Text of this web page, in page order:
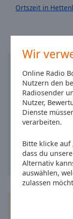
Wir
Online Radio
Nutzern den
Radiosender
Nutzer,
Dienste
verarbeiten.
Bitte klicke auf
dass du
Alternativ
auswählen,
zulassen
Area
Color
Ortszeit in